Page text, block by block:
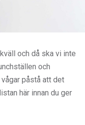
och då ska vi inte
och
påstå att det
här innan du ger